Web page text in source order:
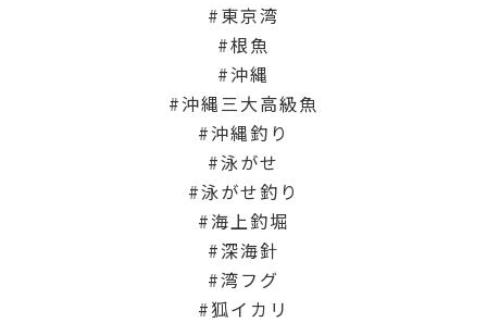
東京湾
根魚
沖縄
沖縄三大高級魚
沖縄釣り
泳がせ
泳がせ釣り
海上釣堀
深海針
湾フグ
狐イカリ